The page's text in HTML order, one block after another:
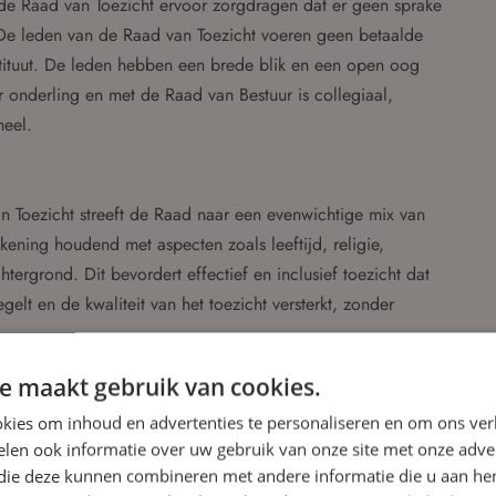
Raad van Toezicht ervoor zorgdragen dat er geen sprake
leden van de Raad van Toezicht voeren geen betaalde
De leden hebben een brede blik en een open oog
en met de Raad van Bestuur is collegiaal,
streeft de Raad naar een evenwichtige mix van
houdend met aspecten zoals leeftijd, religie,
Dit bevordert effectief en inclusief toezicht dat
en de kwaliteit van het toezicht versterkt, zonder
over besluiten met betrekking tot financiële
zijn de leden van de Audit Commissie bevoegd om
taak benodigde (financiële) bescheiden. Ter
maakt gebruik van cookies.
om inhoud en advertenties te personaliseren en om ons
ook informatie over uw gebruik van onze site met onze
deze kunnen combineren met andere informatie die u aan